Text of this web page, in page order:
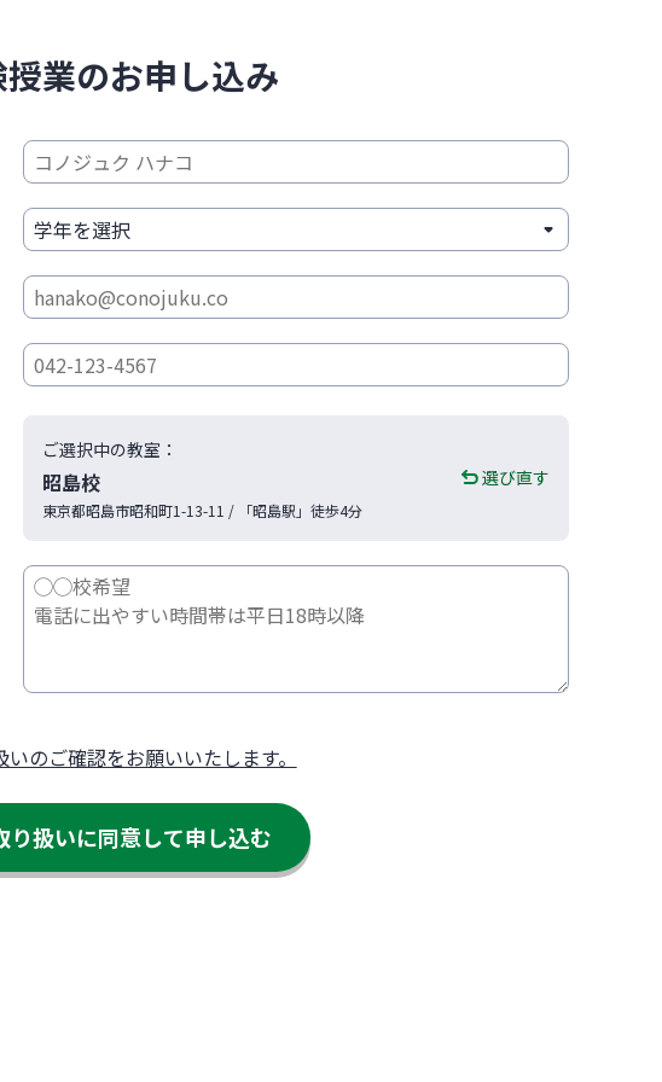
業のお申し込み
ご選択中の教室：
昭島校
東京都昭島市昭和町1-13-11 / 「昭島駅」徒歩4分
選び直す
のご確認をお願いいたします。
り扱いに同意して申し込む